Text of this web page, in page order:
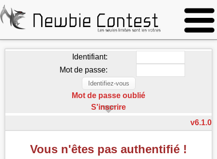
Identifiant:
Mot de passe:
Mot de passe oublié
S'inscrire
v6.1.0
Vous n'êtes pas authentifié !